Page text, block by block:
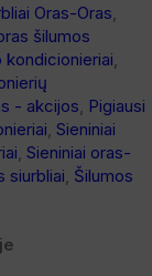
Oras-Oras
šilumos
kondicionieriai
- akcijos Pigiausi
Sieniniai
Sieniniai oras-
siurbliai Šilumos